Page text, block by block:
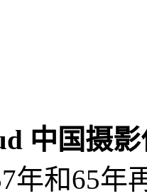
中国摄
年和65年